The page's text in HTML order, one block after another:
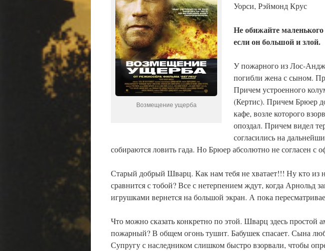
Возмещение ущерба
Уорси, Рэймонд Крус
Не обижайте
если он большой и злой.
У пожарного из Лос-
погибли жена с сыном.
Причем устроенного
(Кертис). Причем Брюер
кафе, возле которого
опоздал. Причем видел
согласились на
собираются ловить гада. Но Брюер абсолютно не согласен
Старый добрый Шварц. Как нам тебя не хватает!!! Ну кто из
сравнится с тобой? Все с нетерпением ждут, когда Арнольд
игрушками вернется на большой экран. А пока
Что можно сказать конкретно по этой. Шварц здесь
пожарный? В общем огонь тушит. Бабушек спасает. Сына
Супругу с наследником слишком быстро взорвали, чтобы